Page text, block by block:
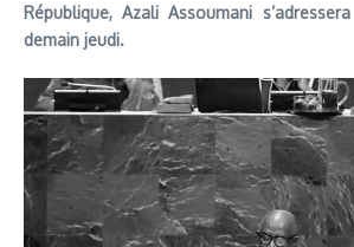
République, Azali Assoumani
demain jeudi.